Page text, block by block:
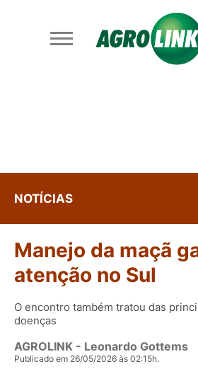
NOTÍCIAS
Manejo da maçã
atenção no Sul
O encontro também tratou das
doenças
AGROLINK - Leonardo Gottems
Publicado em 26/05/2026 às 02:15h.